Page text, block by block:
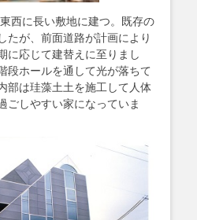
西に長い敷地に建つ。既存の
たが、前面道路が計画により
に応じて建替えに至りまし
段ホールを通して光が落ちて
部は珪藻土土を施工して人体
ごしやすい家になっていま